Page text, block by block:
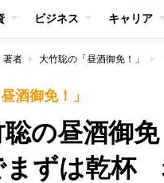
ビジネス キャリア
著者 大竹聡の「昼酒御免！」
酒御免！」
聡の昼酒御
まずは乾杯